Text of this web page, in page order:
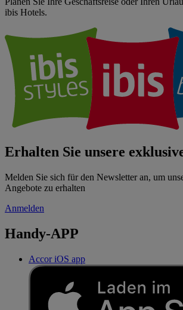
ibis Hotels.
Erhalten Sie unsere
Melden Sie sich für den Newsletter an, um
Angebote zu erhalten
Anmelden
Handy-APP
Accor iOS app